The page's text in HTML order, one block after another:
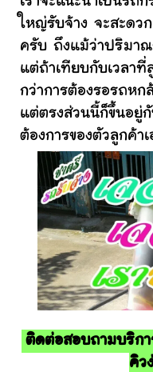
ใหญ่รับจ้าง จะสะดว
ครับ ถึงแม้ว่าปริมาณ
แต่ถ้าเทียบกับเวลาที่
กว่าการต้องรอรถหก
แต่ตรงส่วนนี้ก็ขึ้นอยู่
ต้องการของตัวลูกค้า
ติดต่อสอบถามบริก
คิว